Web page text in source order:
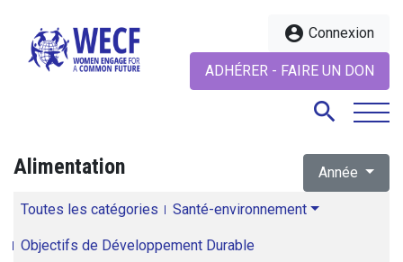
account_circle Connexion
ADHÉRER - FAIRE UN DON
search
Alimentation Année
Toutes les catégories Santé-environnement
Objectifs de Développement Durable